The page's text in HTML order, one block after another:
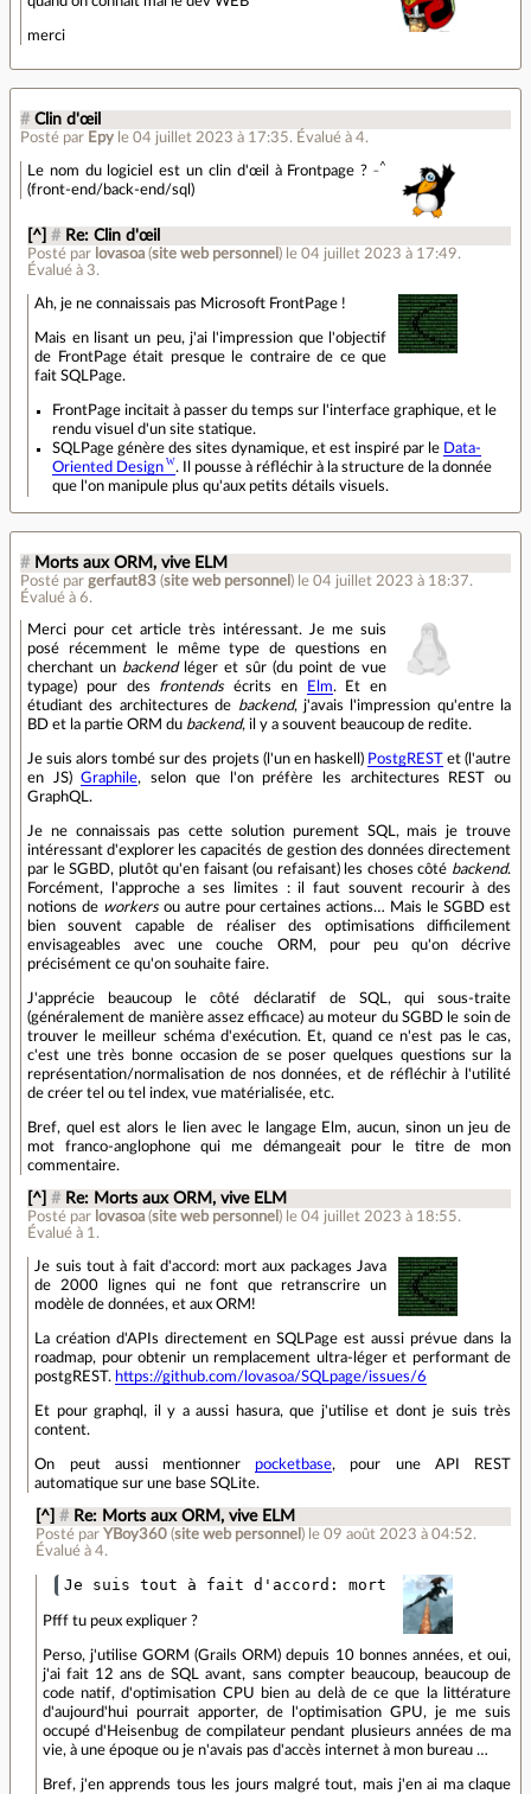
merci
# Clin d'œil
Posté par Epy le 04 juillet 2023 à 17:35. Évalué à 4.
Le nom du logiciel est un clin d'œil à Frontpage ? _^
(front-end/back-end/sql)
[^] # Re: Clin d'œil
Posté par lovasoa (site web personnel ) le 04 juillet 2023 à 17:49.
Évalué à 3.
Ah, je ne connaissais pas Microsoft FrontPage !
Mais en lisant un peu, j'ai l'impression que l'objectif
de FrontPage était presque le contraire de ce que
fait SQLPage.
FrontPage incitait à passer du temps sur l'interface graphique, et le
rendu visuel d'un site statique.
SQLPage génère des sites dynamique, et est inspiré par le Data-
Oriented Design
. Il pousse à réfléchir à la structure de la donnée
que l'on manipule plus qu'aux petits détails visuels.
# Morts aux ORM, vive ELM
Posté par gerfaut83 (site web personnel ) le 04 juillet 2023 à 18:37.
Évalué à 6.
Merci pour cet article très intéressant. Je me suis
posé récemment le même type de questions en
cherchant un backendléger et sûr (du point de vue
typage) pour des frontendsécrits en Elm. Et en
étudiant des architectures de backend, j'avais l'impression qu'entre la
BD et la partie ORM du backend, il y a souvent beaucoup de redite.
Je suis alors tombé sur des projets (l'un en haskell) PostgRESTet (l'autre
en JS)Graphile, selon que l'on préfère les architectures REST ou
GraphQL.
Je ne connaissais pas cette solution purement SQL, mais je trouve
intéressant d'explorer les capacités de gestion des données directement
par le SGBD, plutôt qu'en faisant (ou refaisant) les choses côté backend.
Forcément, l'approche a ses limites : il faut souvent recourir à des
notions de workersou autre pour certaines actions… Mais le SGBD est
bien souvent capable de réaliser des optimisations difficilement
envisageables avec une couche ORM, pour peu qu'on décrive
précisément ce qu'on souhaite faire.
J'apprécie beaucoup le côté déclaratif de SQL, qui sous-traite
(généralement de manière assez efficace) au moteur du SGBD le soin de
trouver le meilleur schéma d'exécution. Et, quand ce n'est pas le cas,
c'est une très bonne occasion de se poser quelques questions sur la
représentation/normalisation de nos données, et de réfléchir à l'utilité
de créer tel ou tel index, vue matérialisée, etc.
Bref, quel est alors le lien avec le langage Elm, aucun, sinon un jeu de
mot franco-anglophone qui me démangeait pour le titre de mon
commentaire.
[^] # Re: Morts aux ORM, vive ELM
Posté par lovasoa (site web personnel ) le 04 juillet 2023 à 18:55.
Évalué à 1 .
Je suis tout à fait d'accord: mort aux packages Java
de 2000 lignes qui ne font que retranscrire un
modèle de données, et aux ORM!
La création d'APIs directement en SQLPage est aussi prévue dans la
roadmap, pour obtenir un remplacement ultra-léger et performant de
postgREST. https://github.com/lovasoa/SQLpage/issues/6
Et pour graphql, il y a aussi hasura, que j'utilise et dont je suis très
content.
On peut aussi mentionner pocketbase, pour une API REST
automatique sur une base SQLite.
[^] # Re: Morts aux ORM, vive ELM
Posté par YBoy360(site web personnel ) le 09 août 2023 à 04:52.
Évalué à 4.
Pfff tu peux expliquer ?
Perso, j'utilise GORM (Grails ORM) depuis 10 bonnes années, et oui,
j'ai fait 12 ans de SQL avant, sans compter beaucoup, beaucoup de
code natif, d'optimisation CPU bien au delà de ce que la littérature
d'aujourd'hui pourrait apporter, de l'optimisation GPU, je me suis
occupé d'Heisenbug de compilateur pendant plusieurs années de ma
vie, à une époque ou je n'avais pas d'accès internet à mon bureau …
Bref, j'en apprends tous les jours malgré tout, mais j'en ai ma claque